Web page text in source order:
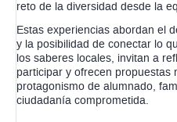
reto de la diversidad desde la
Estas experiencias abordan el
y la posibilidad de conectar lo
los saberes locales, invitan a
participar y ofrecen propuestas
protagonismo de alumnado,
ciudadanía comprometida.